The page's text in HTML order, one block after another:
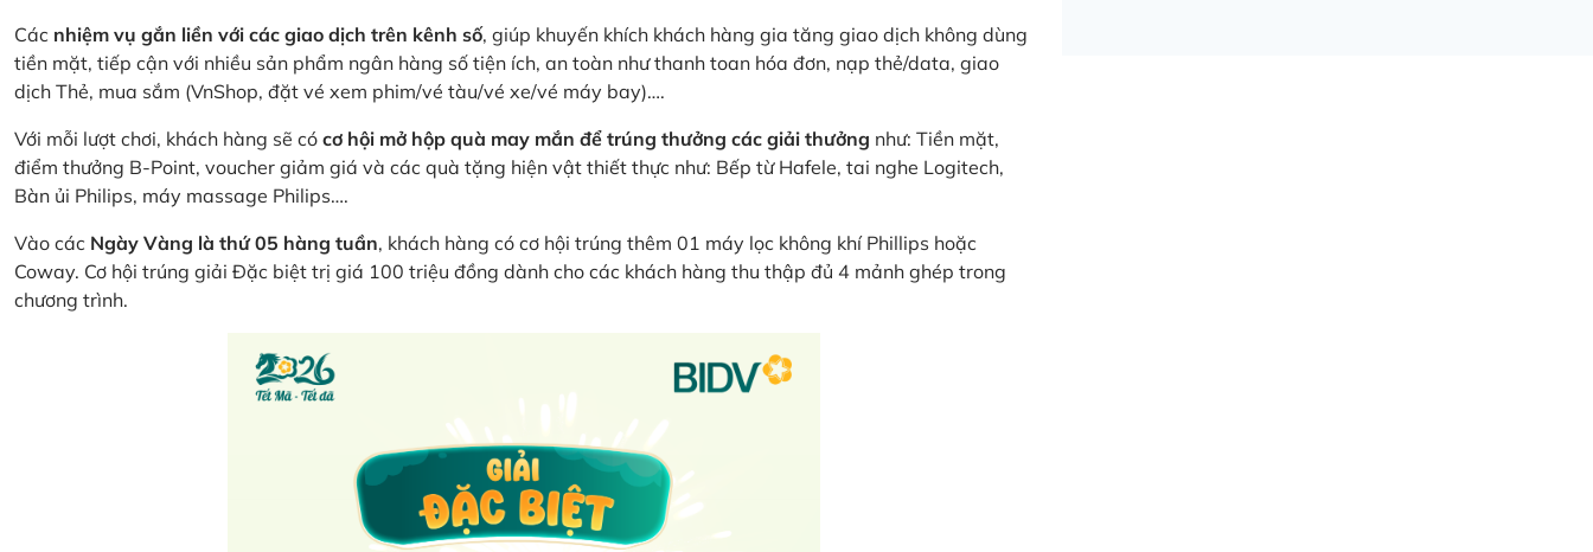
Các nhiệm vụ gắn liền với các giao dịch trên kênh số, giúp khuyến khích khách hàng gia tăng giao dịch không dùng
tiền mặt, tiếp cận với nhiều sản phẩm ngân hàng số tiện ích, an toàn như thanh toan hóa đơn, nạp thẻ/data, giao
dịch Thẻ, mua sắm (VnShop, đặt vé xem phim/vé tàu/vé xe/vé máy bay)….
Với mỗi lượt chơi, khách hàng sẽ có cơ hội mở hộp quà may mắn để trúng thưởng các giải thưởng như: Tiền mặt,
điểm thưởng B-Point, voucher giảm giá và các quà tặng hiện vật thiết thực như: Bếp từ Hafele, tai nghe Logitech,
Bàn ủi Philips, máy massage Philips….
Vào các Ngày Vàng là thứ 05 hàng tuần, khách hàng có cơ hội trúng thêm 01 máy lọc không khí Phillips hoặc
Coway. Cơ hội trúng giải Đặc biệt trị giá 100 triệu đồng dành cho các khách hàng thu thập đủ 4 mảnh ghép trong
chương trình.